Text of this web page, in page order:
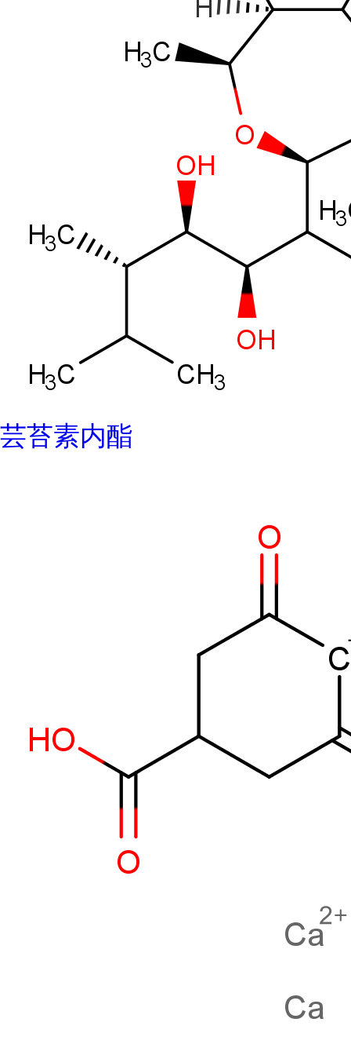
芸苔素内酯